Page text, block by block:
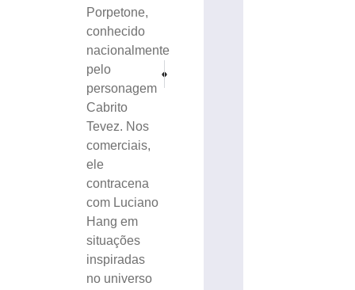
Porpetone,
conhecido
nacionalmente
pelo
personagem
Cabrito
Tevez. Nos
comerciais,
ele
contracena
com Luciano
Hang em
situações
inspiradas
no universo